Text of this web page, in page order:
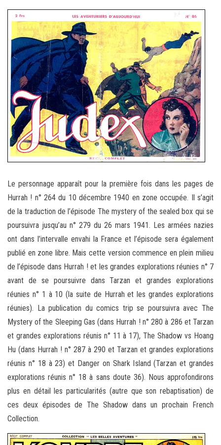
Le personnage apparaît pour la première fois dans les pages de
Hurrah ! n° 264 du 10 décembre 1940 en zone occupée. Il s’agit
de la traduction de l’épisode The mystery of the sealed box qui se
poursuivra jusqu’au n° 279 du 26 mars 1941. Les armées nazies
ont dans l’intervalle envahi la France et l’épisode sera également
publié en zone libre. Mais cette version commence en plein milieu
de l’épisode dans Hurrah ! et les grandes explorations réunies n° 7
avant de se poursuivre dans Tarzan et grandes explorations
réunies n° 1 à 10 (la suite de Hurrah et les grandes explorations
réunies). La publication du comics trip se poursuivra avec The
Mystery of the Sleeping Gas (dans Hurrah ! n° 280 à 286 et Tarzan
et grandes explorations réunis n° 11 à 17), The Shadow vs Hoang
Hu (dans Hurrah ! n° 287 à 290 et Tarzan et grandes explorations
réunis n° 18 à 23) et Danger on Shark Island (Tarzan et grandes
explorations réunis n° 18 à sans doute 36). Nous approfondirons
plus en détail les particularités (autre que son rebaptisation) de
ces deux épisodes de The Shadow dans un prochain French
Collection.